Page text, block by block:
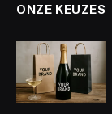
ONZE KEUZES